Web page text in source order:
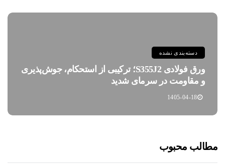
دسته‌بندی نشده
ورق فولادی S355J2؛ ترکیبی از استحکام، جوش‌پذیری
و مقاومت در سرمای شدید
1405-04-18
مطالب محبوب